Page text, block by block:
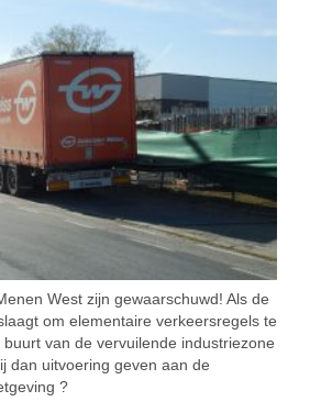
West zijn gewaarschuwd! Als de
om elementaire verkeersregels te
van de vervuilende industriezone
dan uitvoering geven aan de
?